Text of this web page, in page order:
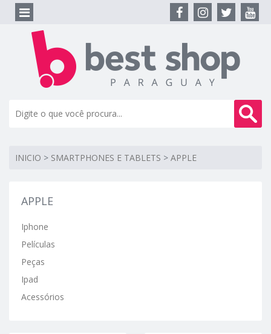
INICIO > SMARTPHONES E TABLETS > APPLE
APPLE
Iphone
Películas
Peças
Ipad
Acessórios